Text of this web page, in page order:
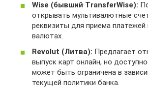
Wise (бывший TransferWise):
открывать мультивалютные
реквизиты для приема платежей
валютах.
Revolut (Литва): Предлагает
выпуск карт онлайн, но
может быть ограничена в
текущей политики банка.